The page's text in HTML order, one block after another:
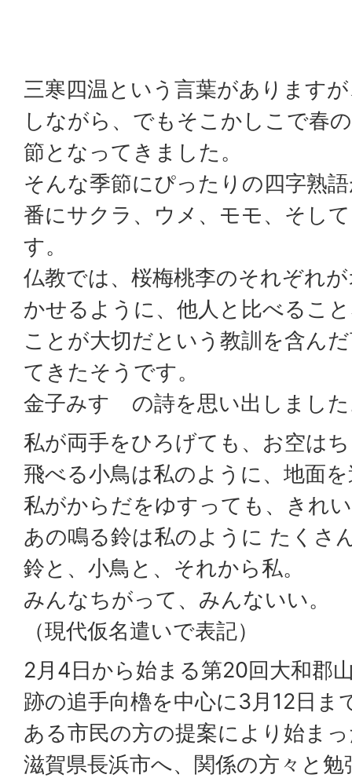
三寒四温という言葉があります
しながら、でもそこかしこで春
節となってきました。
そんな季節にぴったりの四字熟
番にサクラ、ウメ、モモ、そし
す。
仏教では、桜梅桃李のそれぞれ
かせるように、他人と比べるこ
ことが大切だという教訓を含ん
てきたそうです。
金子みすゞの詩を思い出しまし
私が両手をひろげても、お空は
飛べる小鳥は私のように、地面
私がからだをゆすっても、きれ
あの鳴る鈴は私のように たくさ
鈴と、小鳥と、それから私。
みんなちがって、みんないい。
（現代仮名遣いで表記）
2月4日から始まる第20回大和郡
跡の追手向櫓を中心に3月12日ま
ある市民の方の提案により始ま
滋賀県長浜市へ、関係の方々と